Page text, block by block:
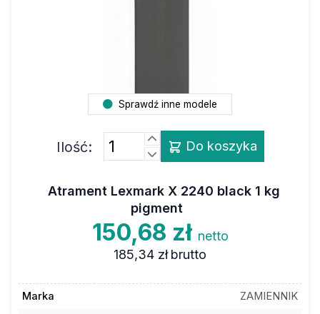
Sprawdź inne modele
Ilość: Do koszyka
Atrament Lexmark X 2240 black 1 kg
pigment
150,68 zł netto
185,34 zł brutto
Marka
ZAMIENNIK